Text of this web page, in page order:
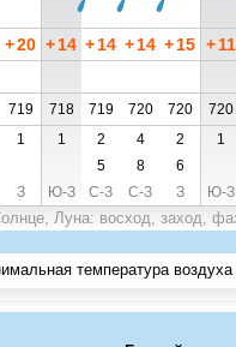
+20 +14 +14 +14 +15 + 11
719 718 719 720 720 720
1 1 2 4 2 1
5 8 6
З Ю-З С-З С-З З Ю-З
Луна: восход, заход,
температура